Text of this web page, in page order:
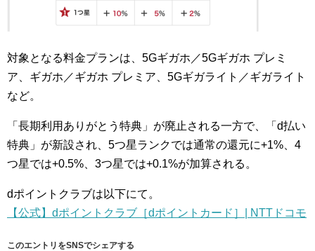
対象となる料金プランは、5Gギガホ／5Gギガホ プレミ
ア、ギガホ／ギガホ プレミア、5Gギガライト／ギガライト
など。
「長期利用ありがとう特典」が廃止される一方で、「d払い
特典」が新設され、5つ星ランクでは通常の還元に+1%、4
つ星では+0.5%、3つ星では+0.1%が加算される。
dポイントクラブは以下にて。
【公式】dポイントクラブ［dポイントカード］| NTTドコモ
このエントリをSNSでシェアする